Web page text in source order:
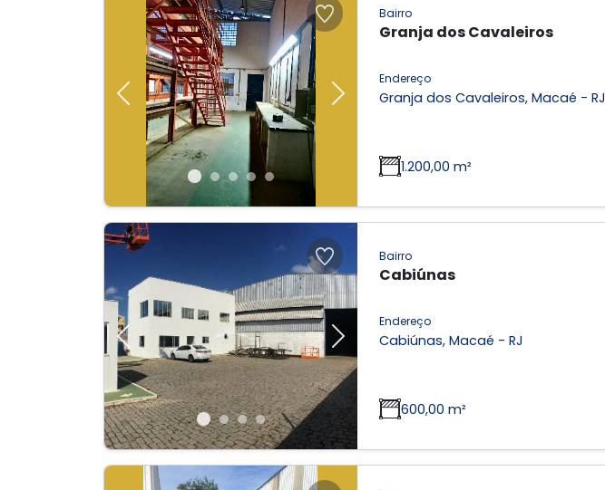
Previous Next
Bairro
Granja dos Cavaleiros
Endereço
Granja dos Cavaleiros, Macaé - RJ
1.200,00 m²
Previous Next
Bairro
Cabiúnas
Endereço
Cabiúnas, Macaé - RJ
600,00 m²